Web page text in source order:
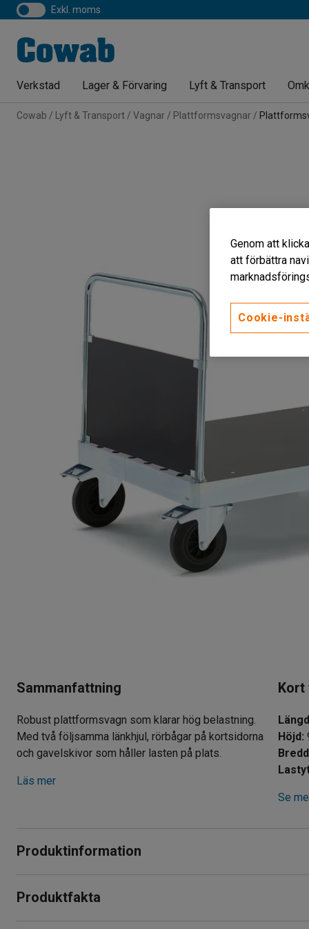
exkl. moms
Verkstad Lager & Förvaring Lyft & Transport
Cowab Lyft & Transport Vagnar Plattformsvagnar
Sammanfattning
Robust plattformsvagn som klarar hög belastning.
Med två följsamma länkhjul, rörbågar på kortsidorna
och gavelskivor som håller lasten på plats.
Läs mer
Kort
Längd
Höjd :
Bredd
Se
Produktinformation
av elförzinkat stål och lastplattformen består av en MDF-
Produktfakta
Genom att
att förbättra
Cookie-